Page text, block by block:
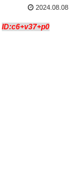
2024.08.08
ID:c6+v37+p0